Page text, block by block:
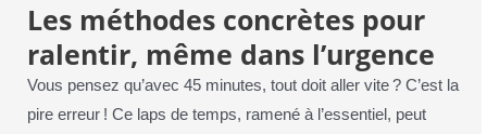
Les méthodes concrètes pour
ralentir, même dans l’urgence
Vous pensez qu’avec 45 minutes, tout doit aller vite ? C’est la
pire erreur ! Ce laps de temps, ramené à l’essentiel, peut